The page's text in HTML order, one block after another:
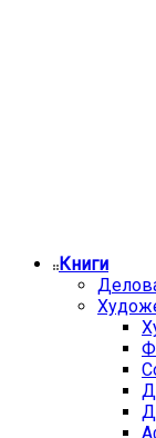
Книги